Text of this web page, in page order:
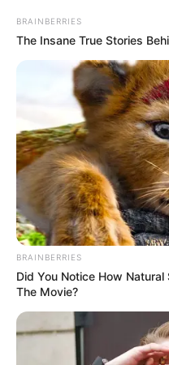
BRAINBERRIES
The Insane True Stories
BRAINBERRIES
Did You Notice How
The Movie?